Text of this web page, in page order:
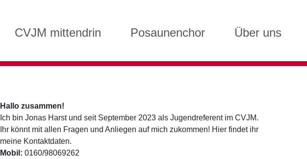
CVJM mittendrin Posaunenchor Über uns
Hallo zusammen!
Ich bin Jonas Harst und seit September 2023 als Jugendreferent im CVJM.
Ihr könnt mit allen Fragen und Anliegen auf mich zukommen! Hier findet ihr
meine Kontaktdaten.
Mobil: 0160/98069262‬